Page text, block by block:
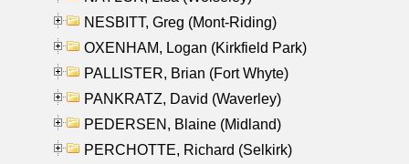
NESBITT, Greg (Mont-Riding)
OXENHAM, Logan (Kirkfield Park)
PALLISTER, Brian (Fort Whyte)
PANKRATZ, David (Waverley)
PEDERSEN, Blaine (Midland)
PERCHOTTE, Richard (Selkirk)